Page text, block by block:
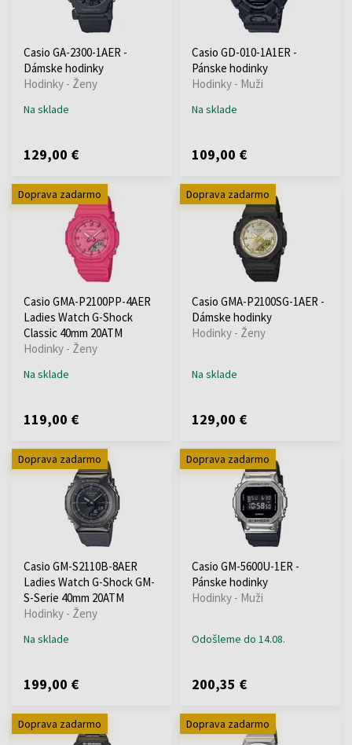
Casio GA-2300-1AER -
Dámske hodinky
Hodinky - Ženy
Na sklade
129,00 €
Casio GD-010-1A1ER -
Pánske hodinky
Hodinky - Muži
Na sklade
109,00 €
Doprava zadarmo
Casio GMA-P2100PP-4AER
Ladies Watch G-Shock
Classic 40mm 20ATM
Hodinky - Ženy
Na sklade
119,00 €
Doprava zadarmo
Casio GMA-P2100SG-1AER -
Dámske hodinky
Hodinky - Ženy
Na sklade
129,00 €
Doprava zadarmo
Casio GM-S2110B-8AER
Ladies Watch G-Shock GM-
S-Serie 40mm 20ATM
Hodinky - Ženy
Na sklade
199,00 €
Doprava zadarmo
Casio GM-5600U-1ER -
Pánske hodinky
Hodinky - Muži
Odošleme do 14.08.
200,35 €
Doprava zadarmo Doprava zadarmo